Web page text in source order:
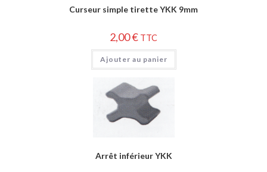
Curseur simple tirette YKK 9mm
2,00€ TTC
Ajouter au panier
Arrêt inférieur YKK